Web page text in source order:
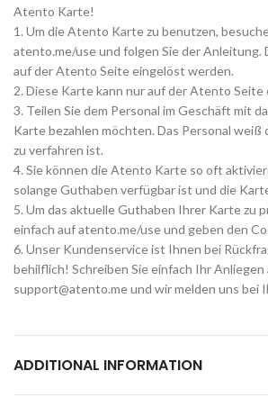
Atento Karte!
1. Um die Atento Karte zu benutzen,
atento.me/use und folgen Sie der Anleitung.
auf der Atento Seite eingelöst werden.
2. Diese Karte kann nur auf der Atento
3. Teilen Sie dem Personal im Geschäft mit
Karte bezahlen möchten. Das Personal weiß
zu verfahren ist.
4. Sie können die Atento Karte so oft
solange Guthaben verfügbar ist und die
5. Um das aktuelle Guthaben Ihrer Karte zu
einfach auf atento.me/use und geben den
6. Unser Kundenservice ist Ihnen bei
behilflich! Schreiben Sie einfach Ihr Anliegen
support@atento.meund wir melden uns bei
ADDITIONAL INFORMATION